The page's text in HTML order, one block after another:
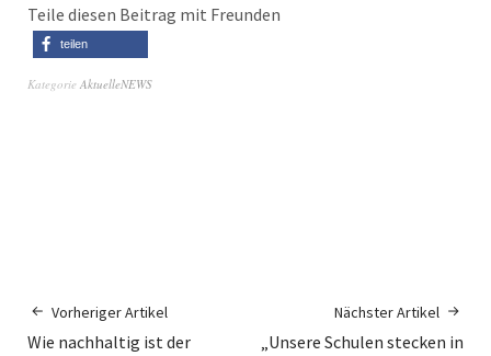
Teile diesen Beitrag mit Freunden
teilen
Kategorie AktuelleNEWS
Vorheriger Artikel
Wie nachhaltig ist der
Nächster Artikel
„Unsere Schulen stecken in